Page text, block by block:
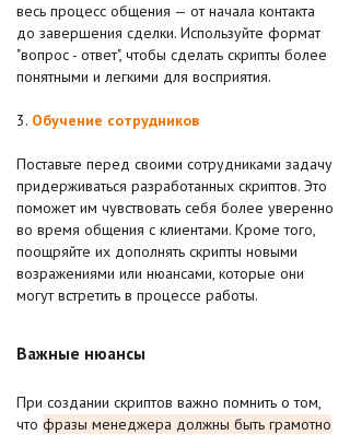
весь процесс общения — от начала контакта
до завершения сделки. Используйте формат
"вопрос - ответ", чтобы сделать скрипты более
понятными и легкими для восприятия.
3. Обучение сотрудников
Поставьте перед своими сотрудниками задачу
придерживаться разработанных скриптов. Это
поможет им чувствовать себя более уверенно
во время общения с клиентами. Кроме того,
поощряйте их дополнять скрипты новыми
возражениями или нюансами, которые они
могут встретить в процессе работы.
Важные нюансы
При создании скриптов важно помнить о том,
что фразы менеджера должны быть грамотно